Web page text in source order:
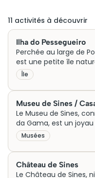
11 activités à découvrir
Ilha do Pessegueiro
Perchée au large de
est une petite île
historique et culturel.
archéologiques
des XVe et XVIe
sentinelle maritime.
également un refuge
marine, en faisant une
amateurs d’histoire et
Île
Museu de Sines /
Le Museu de Sines,
da Gama, est un
charmante ville
ancien château
l’explorateur Vasco
l’histoire maritime du
défensive
Musées
Château de Sines
Le Château de Sines,